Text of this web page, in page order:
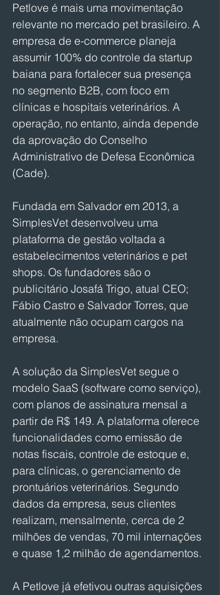
Petlove é mais uma movimentação
relevante no mercado pet brasileiro. A
empresa de e-commerce planeja
assumir 100% do controle da startup
baiana para fortalecer sua presença
no segmento B2B, com foco em
clínicas e hospitais veterinários. A
operação, no entanto, ainda depende
da aprovação do Conselho
Administrativo de Defesa Econômica
(Cade).
Fundada em Salvador em 2013, a
SimplesVet desenvolveu uma
plataforma de gestão voltada a
estabelecimentos veterinários e pet
shops. Os fundadores são o
publicitário Josafá Trigo, atual CEO;
Fábio Castro e Salvador Torres, que
atualmente não ocupam cargos na
empresa.
A solução da SimplesVet segue o
modelo SaaS (software como serviço),
com planos de assinatura mensal a
partir de R$ 149. A plataforma oferece
funcionalidades como emissão de
notas fiscais, controle de estoque e,
para clínicas, o gerenciamento de
prontuários veterinários. Segundo
dados da empresa, seus clientes
realizam, mensalmente, cerca de 2
milhões de vendas, 70 mil internações
e quase 1,2 milhão de agendamentos.
A Petlove já efetivou outras aquisições